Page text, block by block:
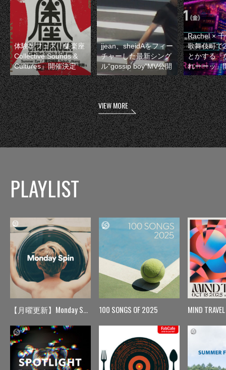
体験型フェス『集楽座
Collective Sounds &
Cultures』開催決定
jjean、sheidAをフィー
チャーした最新シング
ル“gossip boy”MV公開
Rachel ×
歌舞伎町で
とかする『
れーーッ』
VIEW MORE
PLAYLIST
【月曜更新】Monday Spin 100 SONGS OF 2025 MIND TRAVEL